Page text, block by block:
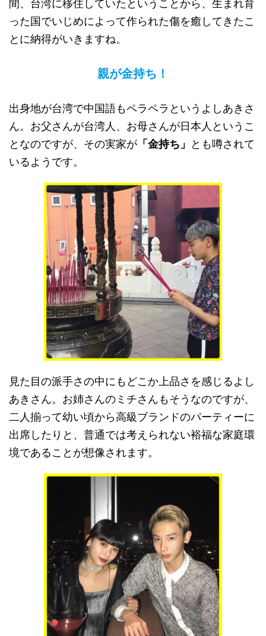
間、台湾に移住していたということから、生まれ育
った国でいじめによって作られた傷を癒してきたこ
とに納得がいきますね。
親が金持ち！
出身地が台湾で中国語もペラペラというよしあきさ
ん。お父さんが台湾人、お母さんが日本人というこ
となのですが、その実家が 「金持ち」
とも噂されて
いるようです。
見た目の派手さの中にもどこか上品さを感じるよし
あきさん。お姉さんのミチさんもそうなのですが、
二人揃って幼い頃から高級ブランドのパーティーに
出席したりと、普通では考えられない裕福な家庭環
境であることが想像されます。